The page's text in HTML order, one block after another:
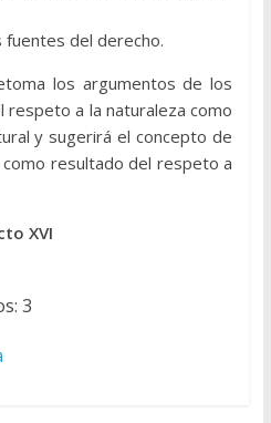
fuentes del derecho.
los argumentos de los
a la naturaleza como
y sugerirá el concepto de
resultado del respeto a
XVI
3